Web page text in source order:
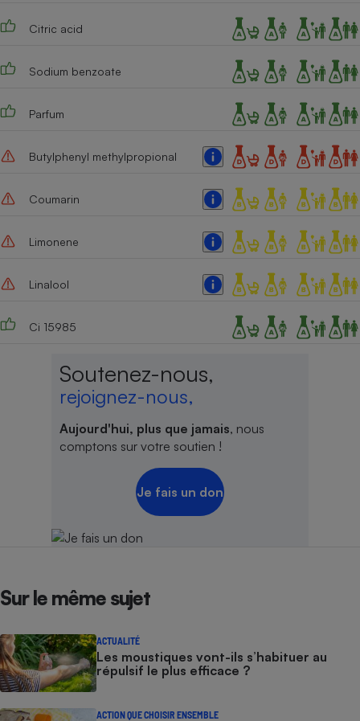
Citric acid
Sodium benzoate
Parfum
Butylphenyl methylpropional
Coumarin
Limonene
Linalool
Ci 15985
Soutenez-nous,
rejoignez-nous,
Aujourd'hui, plus que jamais, nous
comptons sur votre soutien !
Je fais un don
Sur le même sujet
ACTUALITÉ
Les moustiques vont-ils s’habituer au
répulsif le plus efficace ?
ACTION QUE CHOISIR ENSEMBLE